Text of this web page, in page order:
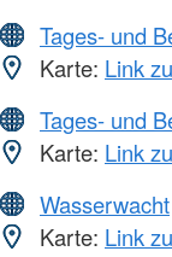
Tages- und
Karte: Link
Tages- und
Karte: Link
Wasserwacht
Karte: Link